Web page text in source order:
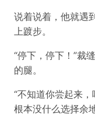
说着说着，他就遇
上踱步。
“停下，停下！”裁
的腿。
“不知道你尝起来
根本没什么选择余